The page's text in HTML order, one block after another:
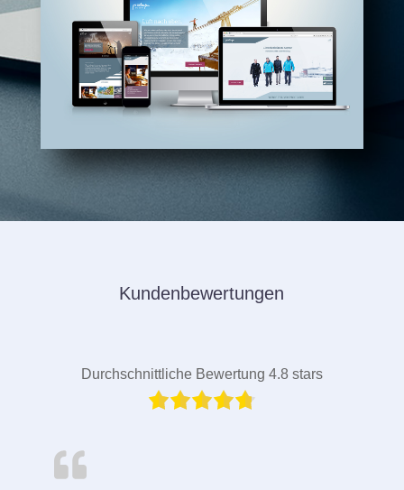
Kundenbewertungen
Durchschnittliche Bewertung 4.8 stars